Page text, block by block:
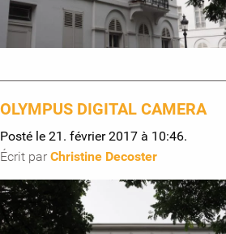
OLYMPUS DIGITAL CAMERA
Posté le 21. février 2017 à 10:46.
Écrit par Christine Decoster